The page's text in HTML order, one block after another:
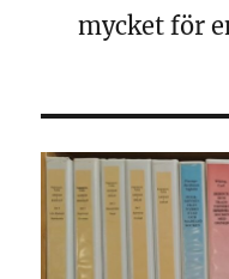
mycket för